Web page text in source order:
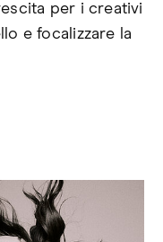
per i creativi
e focalizzare la